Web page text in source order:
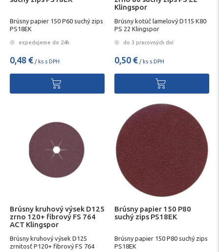
Brúsny papier 150 P60 suchý zips
PS18EK
expedujeme do 24h
0,48 € / ks s DPH
Klingspor
Brúsny kotúč lamelový D115 K80
PS 22 Klingspor
do 3 pracovných dní
0,50 € / ks s DPH
Brúsny kruhový výsek D125
zrno 120+ fibrový FS 764
ACT Klingspor
Brúsny kruhový výsek D125
zrnitosť P120+ fibrový FS 764
Brúsny papier 150 P80
suchý zips PS18EK
Brúsny papier 150 P80 suchý zips
PS18EK